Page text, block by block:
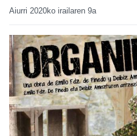
Aiurri 2020ko irailaren 9a